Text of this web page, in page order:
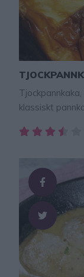
klassiskt
Smeten tar
vispgrädde
bacon – klicka
matrecept …